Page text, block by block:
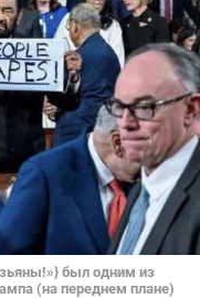
был одним из
(на переднем плане)